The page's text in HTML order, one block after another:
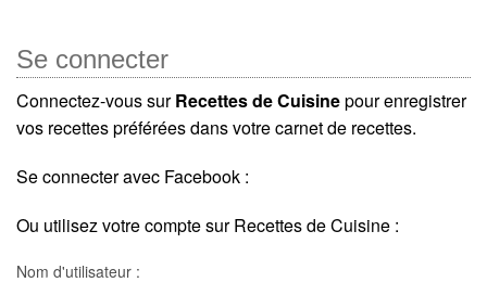
Se connecter
Connectez-vous surRecettes de Cuisinepour enregistrer
vos recettes préférées dans votre carnet de recettes.
Se connecter avec Facebook :
Ou utilisez votre compte sur Recettes de Cuisine :
Nom d'utilisateur :